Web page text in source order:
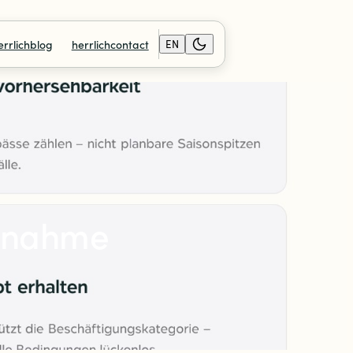
herrlichcontact EN